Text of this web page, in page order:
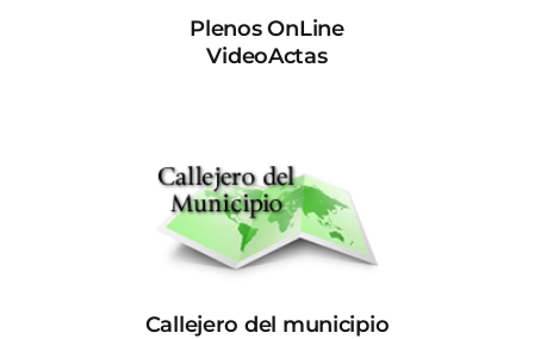
Plenos OnLine
VideoActas
Callejero del municipio